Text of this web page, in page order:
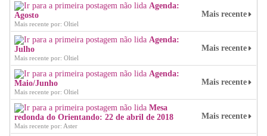
Agenda:
Agosto
Mais recente por: Oltiel
Mais recente
Agenda:
Julho
Mais recente por: Oltiel
Mais recente
Agenda:
Maio/Junho
Mais recente por: Oltiel
Mais recente
Mesa
redonda do Orientando: 22 de abril de 2018
Mais recente por: Aster
Mais recente